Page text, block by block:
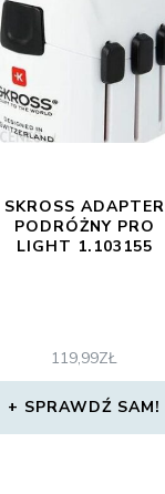
SKROSS ADAPTER
PODRÓŻNY PRO
LIGHT 1.103155
119,99ZŁ
SPRAWDŹ SAM!